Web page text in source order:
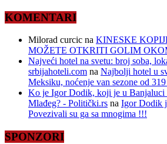
KOMENTARI
Milorad curcic na KINESKE
MOŽETE OTKRITI GOLIM
Najveći hotel na svetu: broj soba,
srbijahoteli.com na Najbolji hotel u
Meksiku, noćenje van sezone od
Ko je Igor Dodik, koji je u Banjaluci
Mlađeg? - Politički.rs na Igor Dodik
Povezivali su ga sa mnogima !!!
SPONZORI